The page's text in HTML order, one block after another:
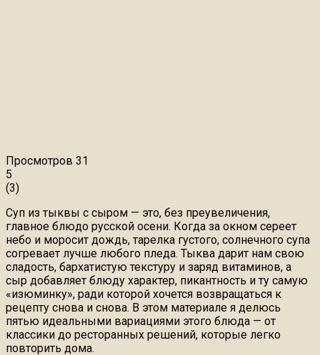
Просмотров 31
5
(3)
Суп из тыквы с сыром — это, без преувеличения,
главное блюдо русской осени. Когда за окном сереет
небо и моросит дождь, тарелка густого, солнечного супа
согревает лучше любого пледа. Тыква дарит нам свою
сладость, бархатистую текстуру и заряд витаминов, а
сыр добавляет блюду характер, пикантность и ту самую
«изюминку», ради которой хочется возвращаться к
рецепту снова и снова. В этом материале я делюсь
пятью идеальными вариациями этого блюда — от
классики до ресторанных решений, которые легко
повторить дома.